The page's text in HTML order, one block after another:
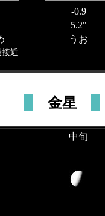
-0.9
5.2"
うお
近
金星
中旬